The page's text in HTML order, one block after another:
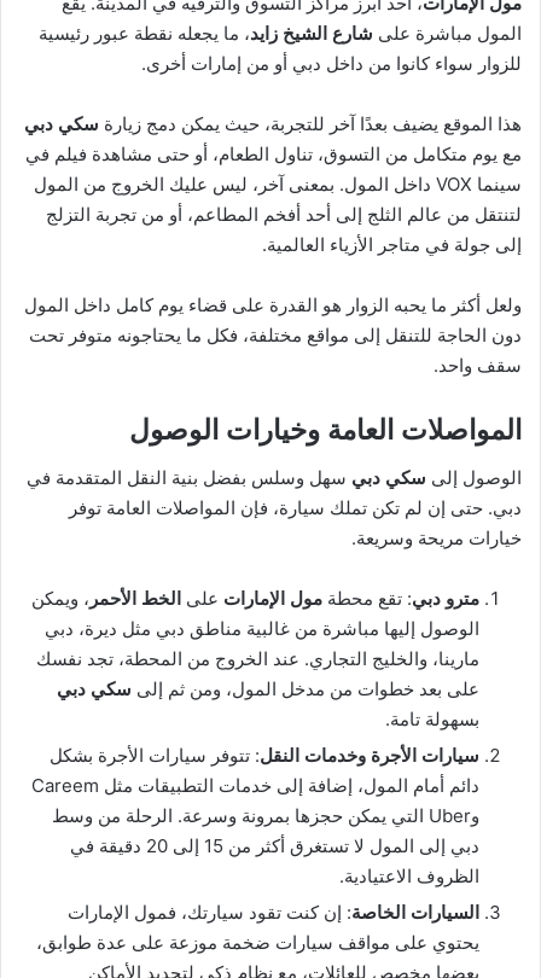
المول مباشرة على شارع الشيخ زايد، ما يجعله نقطة عبور رئيسية
للزوار سواء كانوا من داخل دبي أو من إمارات أخرى.
هذا الموقع يضيف بعدًا آخر للتجربة، حيث يمكن دمج زيارة سكي دبي
مع يوم متكامل من التسوق، تناول الطعام، أو حتى مشاهدة فيلم في
سينما VOX داخل المول. بمعنى آخر، ليس عليك الخروج من المول
لتنتقل من عالم الثلج إلى أحد أفخم المطاعم، أو من تجربة التزلج
إلى جولة في متاجر الأزياء العالمية.
ولعل أكثر ما يحبه الزوار هو القدرة على قضاء يوم كامل داخل المول
دون الحاجة للتنقل إلى مواقع مختلفة، فكل ما يحتاجونه متوفر تحت
سقف واحد.
المواصلات العامة وخيارات الوصول
الوصول إلى سكي دبي سهل وسلس بفضل بنية النقل المتقدمة في
دبي. حتى إن لم تكن تملك سيارة، فإن المواصلات العامة توفر
خيارات مريحة وسريعة.
مترو دبي: تقع محطة مول الإمارات على الخط الأحمر ، ويمكن
الوصول إليها مباشرة من غالبية مناطق دبي مثل ديرة، دبي
مارينا، والخليج التجاري. عند الخروج من المحطة، تجد نفسك
على بعد خطوات من مدخل المول، ومن ثم إلى سكي دبي
بسهولة تامة.
سيارات الأجرة وخدمات النقل: تتوفر سيارات الأجرة بشكل
دائم أمام المول، إضافة إلى خدمات التطبيقات مثل Careem
وUber التي يمكن حجزها بمرونة وسرعة. الرحلة من وسط
دبي إلى المول لا تستغرق أكثر من 15 إلى 20 دقيقة في
الظروف الاعتيادية.
السيارات الخاصة: إن كنت تقود سيارتك، فمول الإمارات
يحتوي على مواقف سيارات ضخمة موزعة على عدة طوابق،
بعضها مخصص للعائلات، مع نظام ذكي لتحديد الأماكن